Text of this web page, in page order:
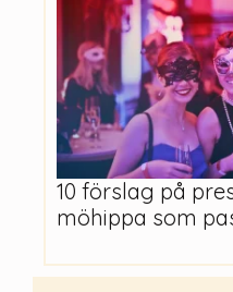
10 förslag på
möhippa som